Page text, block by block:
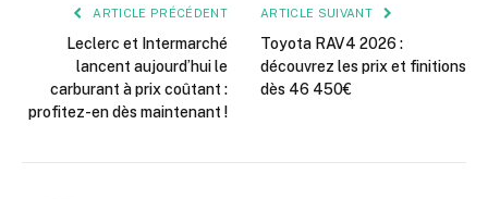
ARTICLE PRÉCÉDENT
Leclerc et Intermarché
lancent aujourd’hui le
carburant à prix coûtant :
profitez-en dès maintenant !
ARTICLE SUIVANT
Toyota RAV4 2026 :
découvrez les prix et finitions
dès 46 450€